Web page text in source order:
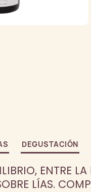
DEGUSTACIÓN
ENTRE
LÍAS.